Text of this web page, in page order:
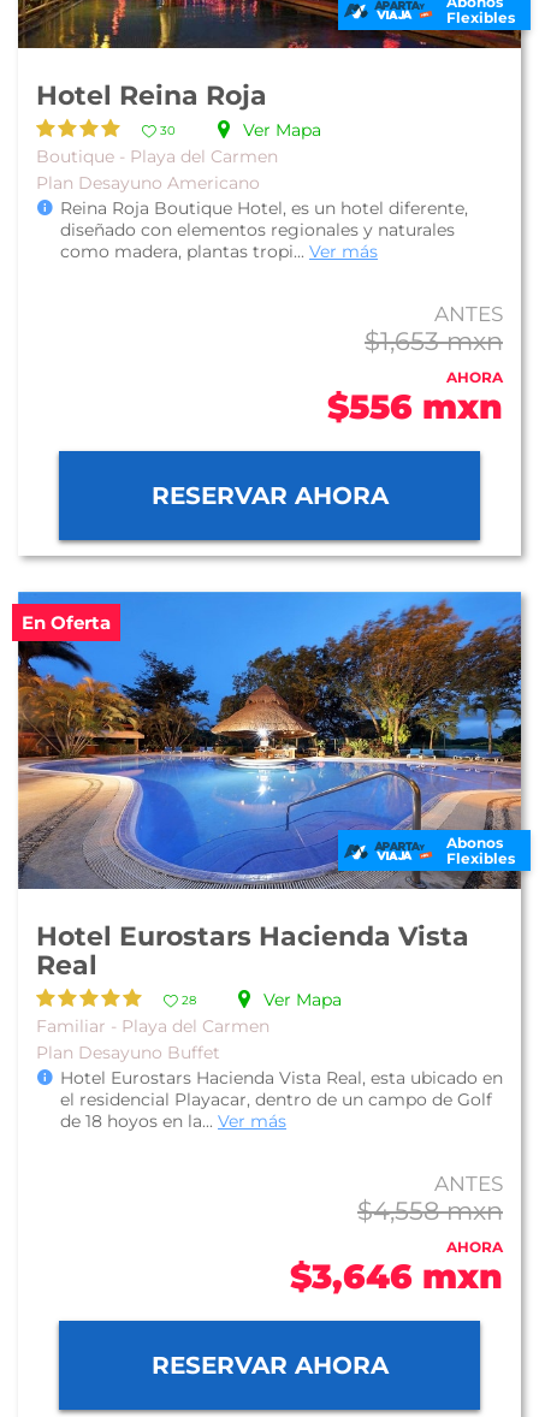
Flexibles
Hotel Reina Roja
30
Ver Mapa
Boutique - Playa del Carmen
Plan Desayuno Americano
Reina Roja Boutique Hotel, es un hotel diferente,
diseñado con elementos regionales y naturales
como madera, plantas tropi... Ver más
ANTES
$1,653 mxn
AHORA
$556 mxn
RESERVAR AHORA
En Oferta
Abonos
Flexibles
Hotel Eurostars Hacienda Vista
Real
28
Ver Mapa
Familiar - Playa del Carmen
Plan Desayuno Buffet
Hotel Eurostars Hacienda Vista Real, esta ubicado en
el residencial Playacar, dentro de un campo de Golf
de 18 hoyos en la... Ver más
ANTES
$4,558 mxn
AHORA
$3,646 mxn
RESERVAR AHORA